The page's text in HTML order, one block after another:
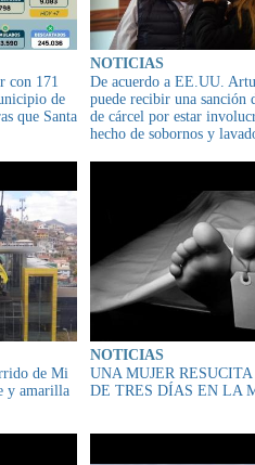
con 171
de
que Santa
NOTICIAS
De acuerdo a EE.UU.
puede recibir una sanción
de cárcel por estar
hecho de sobornos y
de Mi
y amarilla
NOTICIAS
UNA MUJER RESUCITA
DE TRES DÍAS EN LA